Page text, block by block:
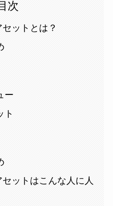
次
ットとは？
ー
ト
ットはこんな人に人